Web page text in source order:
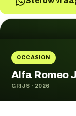
Alfa Romeo
OCCASION
Alfa Romeo
GRIJS · 2026